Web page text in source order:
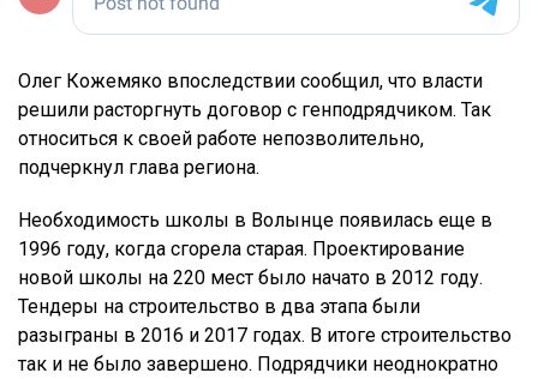
Олег Кожемяко впоследствии сообщил, что власти
решили расторгнуть договор с генподрядчиком. Так
относиться к своей работе непозволительно,
подчеркнул глава региона.
Необходимость школы в Волынце появилась еще в
1996 году, когда сгорела старая. Проектирование
новой школы на 220 мест было начато в 2012 году.
Тендеры на строительство в два этапа были
разыграны в 2016 и 2017 годах. В итоге строительство
так и не было завершено. Подрядчики неоднократно